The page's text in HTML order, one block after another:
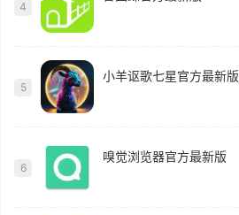
4
5
小羊讴歌七星官方最新版
6
嗅觉浏览器官方最新版